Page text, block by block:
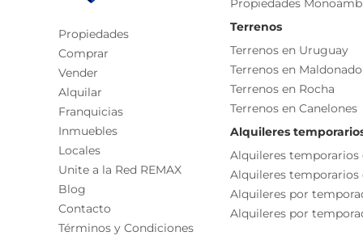
La presente publicación describe las
responsable de la operación por la eventual
funcionales, servicios, impuestos, precios y
Propiedades
Comprar
Vender
Alquilar
Franquicias
Inmuebles
Locales
Unite a la Red REMAX
Blog
Contacto
Términos y Condiciones
Propiedades
Terrenos
Terrenos en Uruguay
Terrenos en Maldonado
Terrenos en Rocha
Terrenos en Canelones
Alquileres
Alquileres temporarios
Alquileres temporarios
Alquileres por
Alquileres por